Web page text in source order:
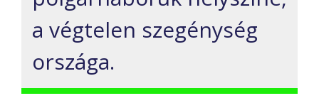
a végtelen szegénység
országa.